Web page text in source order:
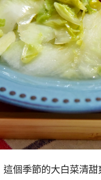
個季節的大白菜清